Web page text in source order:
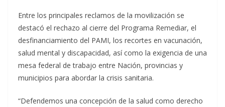
Entre los principales reclamos de la movilización se
destacó el rechazo al cierre del Programa Remediar, el
desfinanciamiento del PAMI, los recortes en vacunación,
salud mental y discapacidad, así como la exigencia de una
mesa federal de trabajo entre Nación, provincias y
municipios para abordar la crisis sanitaria.
“Defendemos una concepción de la salud como derecho